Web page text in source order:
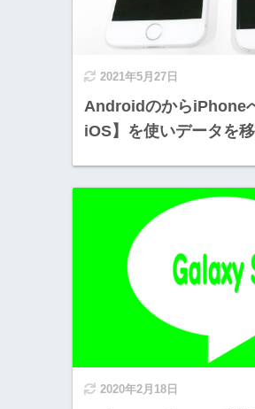
2021年5月27日
AndroidのからiPhone
iOS】を使いデータを
2020年2月18日